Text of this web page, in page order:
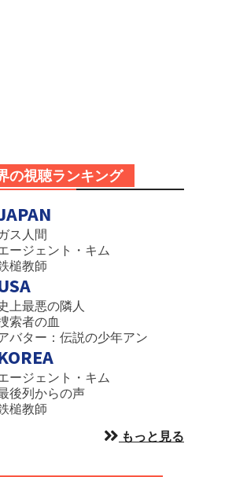
の視聴ランキング
ス人間
ジェント・キム
槌教師
最悪の隣人
者の血
ター：伝説の少年アン
ジェント・キム
列からの声
槌教師
もっと見る